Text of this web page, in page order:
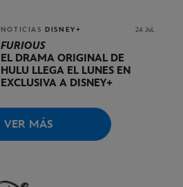
NOTICIAS DISNEY+ 24 Jul.
FURIOUS
EL DRAMA ORIGINAL DE
HULU LLEGA EL LUNES EN
EXCLUSIVA A DISNEY+
VER MÁS